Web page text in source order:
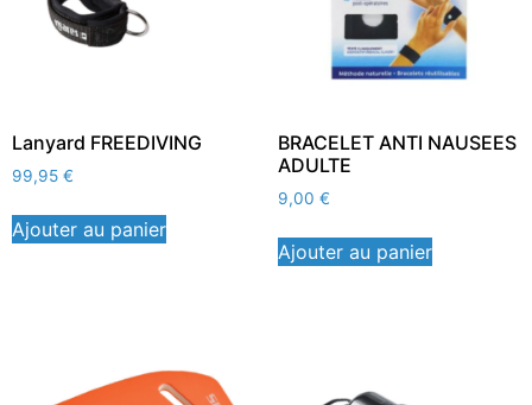
Lanyard FREEDIVING
99,95 €
Ajouter au panier
BRACELET ANTI NAUSEES
ADULTE
9,00 €
Ajouter au panier